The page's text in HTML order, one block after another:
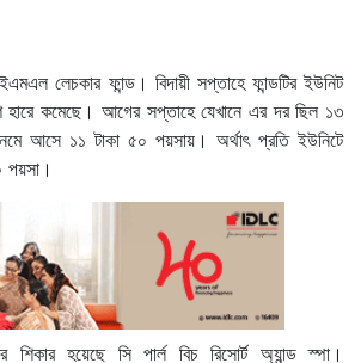
লেচকার ফান্ড। বিদায়ী সপ্তাহে ফান্ডটির ইউনিট
কমেছে। আগের সপ্তাহে যেখানে এর দর ছিল ১৩
আসে ১১ টাকা ৫০ পয়সায়। অর্থাৎ প্রতি ইউনিটে
পয়সা।
শিকার হয়েছে সি পার্ল বিচ রিসোর্ট অ্যান্ড স্পা।